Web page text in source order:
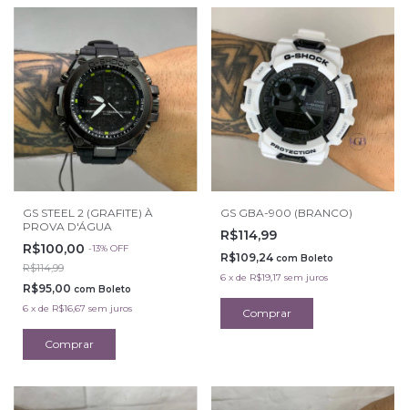
GS STEEL 2 (GRAFITE) À
PROVA D'ÁGUA
R$100,00 -13% OFF
R$114,99
R$95,00 com Boleto
6 x de R$16,67 sem juros
GS GBA-900 (BRANCO)
R$114,99
R$109,24 com Boleto
6 x de R$19,17 sem juros